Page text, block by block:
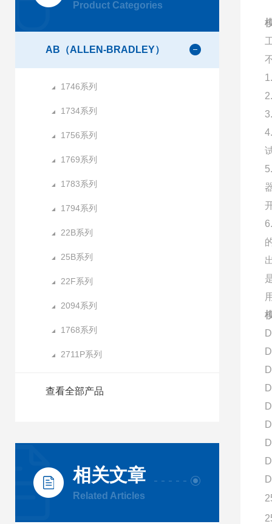
Product Categories
AB（ALLEN-BRADLEY）
1746系列
1734系列
1756系列
1769系列
1783系列
1794系列
22B系列
25B系列
22F系列
2094系列
1768系列
2711P系列
查看全部产品
相关文章
Related Articles